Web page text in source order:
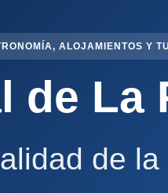
ALOJAMIENTOS Y
de La
de